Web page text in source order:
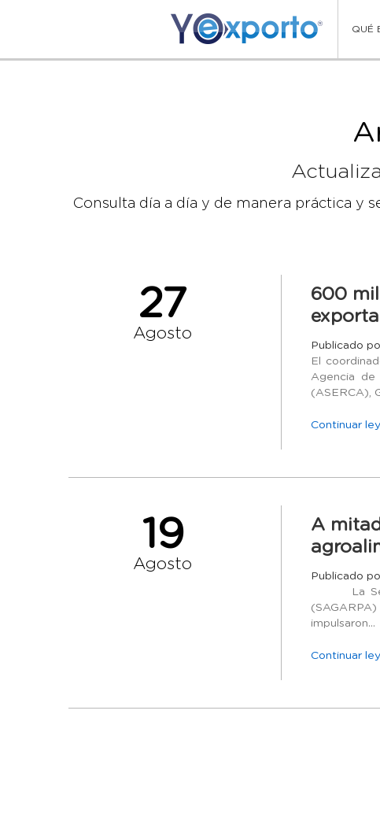
QUÉ
Consulta día a día y de manera práctica y
27
Agosto
600
Publicado
El
Agencia de
(ASERCA),
Continuar
19
Agosto
A
Publicado
La
impulsaron...
Continuar